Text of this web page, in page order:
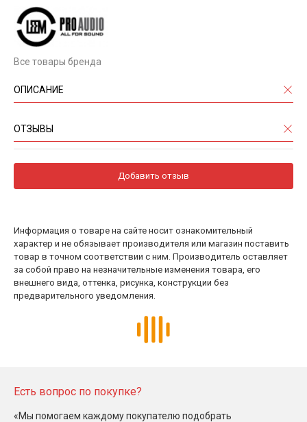
Все товары бренда
ОПИСАНИЕ
ОТЗЫВЫ
Добавить отзыв
Информация о товаре на сайте носит ознакомительный
характер и не обязывает производителя или магазин поставить
товар в точном соответствии с ним. Производитель оставляет
за собой право на незначительные изменения товара, его
внешнего вида, оттенка, рисунка, конструкции без
предварительного уведомления.
Есть вопрос по покупке?
«Мы помогаем каждому покупателю подобрать